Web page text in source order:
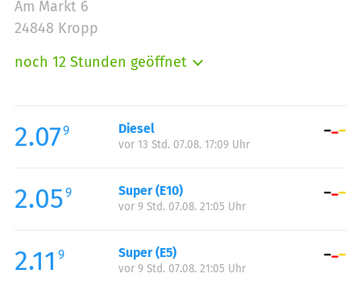
Am Markt 6
24848 Kropp
noch 12 Stunden geöffnet
Mittwoch:
06:00-21:00
Donnerstag:
Samstag:
07:00-21:00
Sonntag:
2.079 Diesel
vor 13 Std. 07.08. 17:09 Uhr
2.059 Super (E10)
vor 9 Std. 07.08. 21:05 Uhr
2.11 9 Super (E5)
vor 9 Std. 07.08. 21:05 Uhr